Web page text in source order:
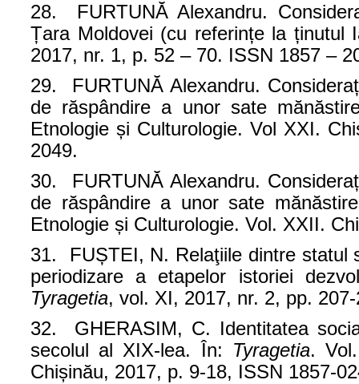
28. FURTUNĂ Alexandru.
Țara Moldovei (cu referințe la ținutul
2017, nr. 1, p. 52 – 70. ISSN 1857 –
29. FURTUNĂ Alexandru.
de răspândire a unor sate
Etnologie și Culturologie. Vol XXI.
2049.
30. FURTUNĂ Alexandru.
de răspândire a unor sate
Etnologie și Culturologie. Vol. XXII.
31. FUȘTEI, N. Relaţiile dintre statul
periodizare a etapelor istoriei
Tyragetia, vol. XI, 2017, nr. 2, pp.
32. GHERASIM, C. Identitatea
secolul al XIX-lea. În: Tyragetia.
Chișinău, 2017, p. 9-18, ISSN 1857-